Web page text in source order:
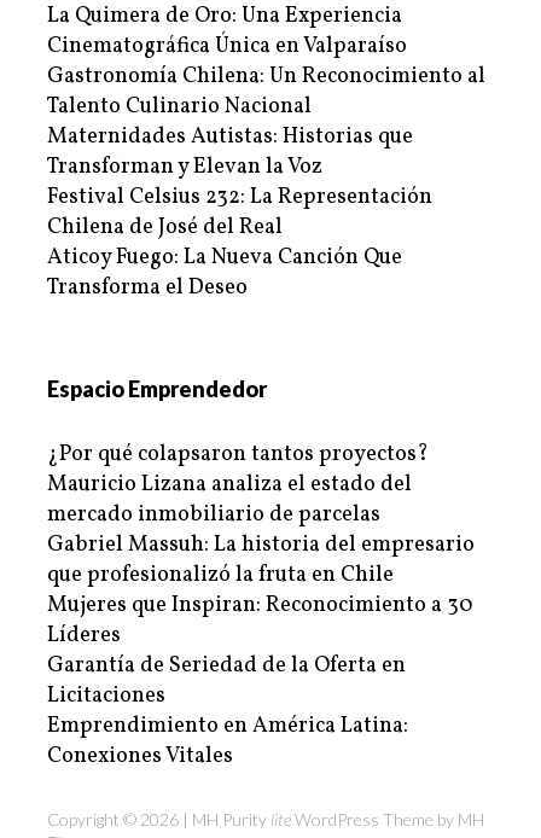
La Quimera de Oro: Una Experiencia
Cinematográfica Única en Valparaíso
Gastronomía Chilena: Un Reconocimiento al
Talento Culinario Nacional
Maternidades Autistas: Historias que
Transforman y Elevan la Voz
Festival Celsius 232: La Representación
Chilena de José del Real
Aticoy Fuego: La Nueva Canción Que
Transforma el Deseo
Espacio Emprendedor
¿Por qué colapsaron tantos proyectos?
Mauricio Lizana analiza el estado del
mercado inmobiliario de parcelas
Gabriel Massuh: La historia del empresario
que profesionalizó la fruta en Chile
Mujeres que Inspiran: Reconocimiento a 30
Líderes
Garantía de Seriedad de la Oferta en
Licitaciones
Emprendimiento en América Latina:
Conexiones Vitales
Copyright © 2026 | MH Purity liteWordPress Theme by MH